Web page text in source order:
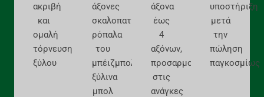
ακριβή
και
ομαλή
τόρνευση
ξύλου
άξονες
σκαλοπατιών,
ρόπαλα
του
μπέιζμπολ,
ξύλινα
μπολ
άξονα
έως
4
αξόνων,
προσαρμοσμένοι
στις
ανάγκες
υποστήριξη
μετά
την
πώληση
παγκοσμίως